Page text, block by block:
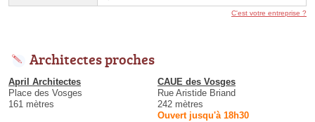
C'est votre entreprise ?
Architectes proches
April Architectes
Place des Vosges
161 mètres
CAUE des Vosges
Rue Aristide Briand
242 mètres
Ouvert jusqu'à 18h30